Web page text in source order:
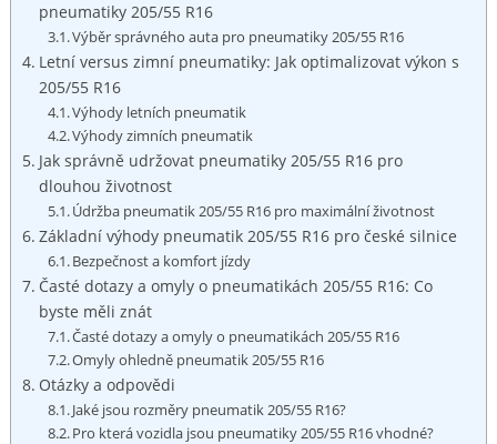
pneumatiky 205/55 R16
Výběr správného auta pro pneumatiky 205/55 R16
Letní versus zimní​ pneumatiky: Jak optimalizovat výkon s
205/55 R16
Výhody letních pneumatik
Výhody zimních pneumatik
Jak správně udržovat pneumatiky 205/55 R16 pro
dlouhou ‌životnost
Údržba pneumatik 205/55 R16 pro maximální životnost
Základní výhody pneumatik 205/55 R16 pro české silnice
Bezpečnost a komfort jízdy
Časté dotazy a omyly o ​pneumatikách 205/55 R16: Co
byste‌ měli znát
Časté dotazy a omyly⁤ o pneumatikách ​205/55 R16
Omyly ohledně pneumatik ⁤205/55​ R16
Otázky a odpovědi
Jaké jsou rozměry ‍pneumatik 205/55 R16?
Pro ⁤která vozidla jsou pneumatiky 205/55 R16 vhodné?